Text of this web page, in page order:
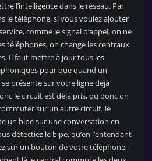
l’intelligence dans le réseau. Par
le téléphone, si vous voulez ajouter
comme le signal d’appel, on ne
téléphones, on change les centraux
Il faut mettre à jour tous les
pour que quand un
présente sur votre ligne déjà
le circuit est déjà pris, où donc on
sur un autre circuit, le
un bipe sur une conversation en
détectiez le bipe, qu’en l’entendant
sur un bouton de votre téléphone,